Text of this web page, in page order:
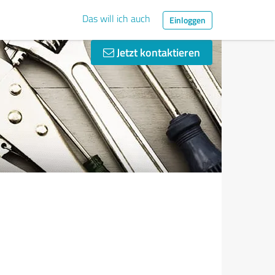
Das will ich auch Einloggen
Jetzt kontaktieren